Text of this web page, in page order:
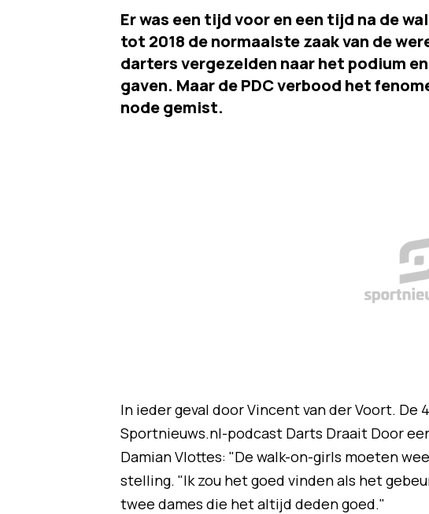
Er was een tijd voor en een tijd na de
tot 2018 de normaalste zaak van de
darters vergezelden naar het podium
gaven. Maar de PDC verbood het
node gemist.
In ieder geval door Vincent van der Voort.
Sportnieuws.nl-podcast Darts Draait Door
Damian Vlottes: "De walk-on-girls moeten
stelling. "Ik zou het goed vinden als het
twee dames die het altijd deden goed."